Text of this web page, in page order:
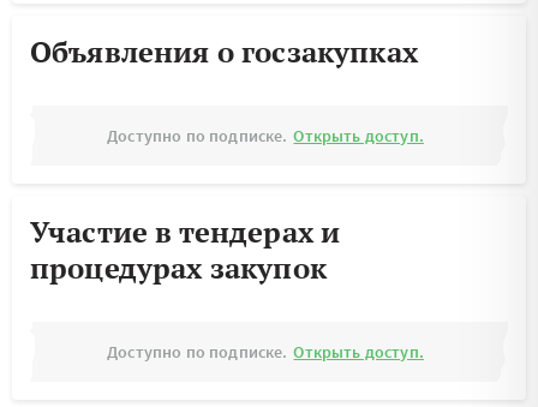
Объявления о госзакупках
Доступно по подписке. Открыть доступ.
Участие в тендерах и
процедурах закупок
Доступно по подписке. Открыть доступ.